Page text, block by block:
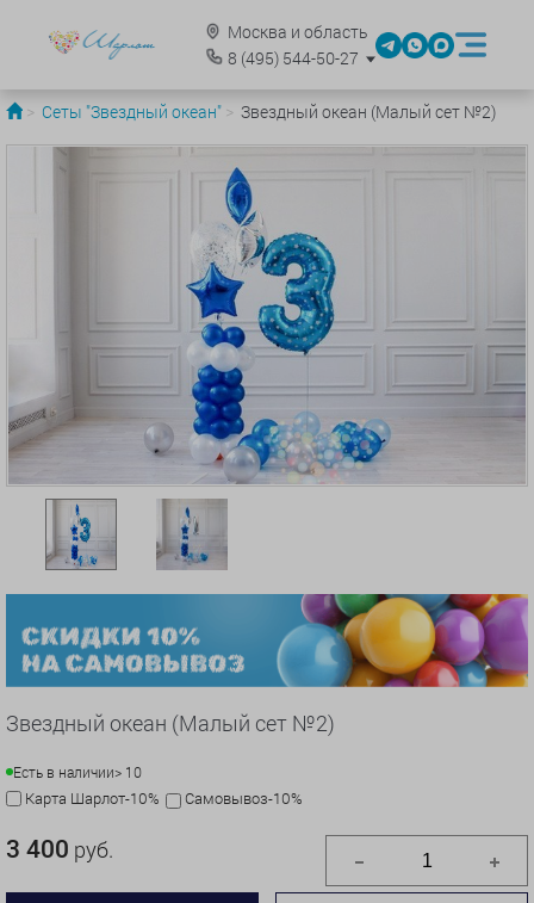
Москва и область
8 (495)544-50-27
Сеты "Звездный океан" Звездный океан (Малый сет №2)
Звездный океан (Малый сет №2)
Есть в наличии> 10
Карта Шарлот-10% Самовывоз-10%
3 400 руб.